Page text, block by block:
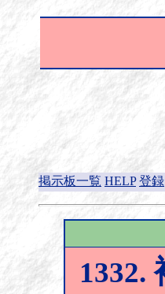
掲示板一覧 HELP 登録
1332.